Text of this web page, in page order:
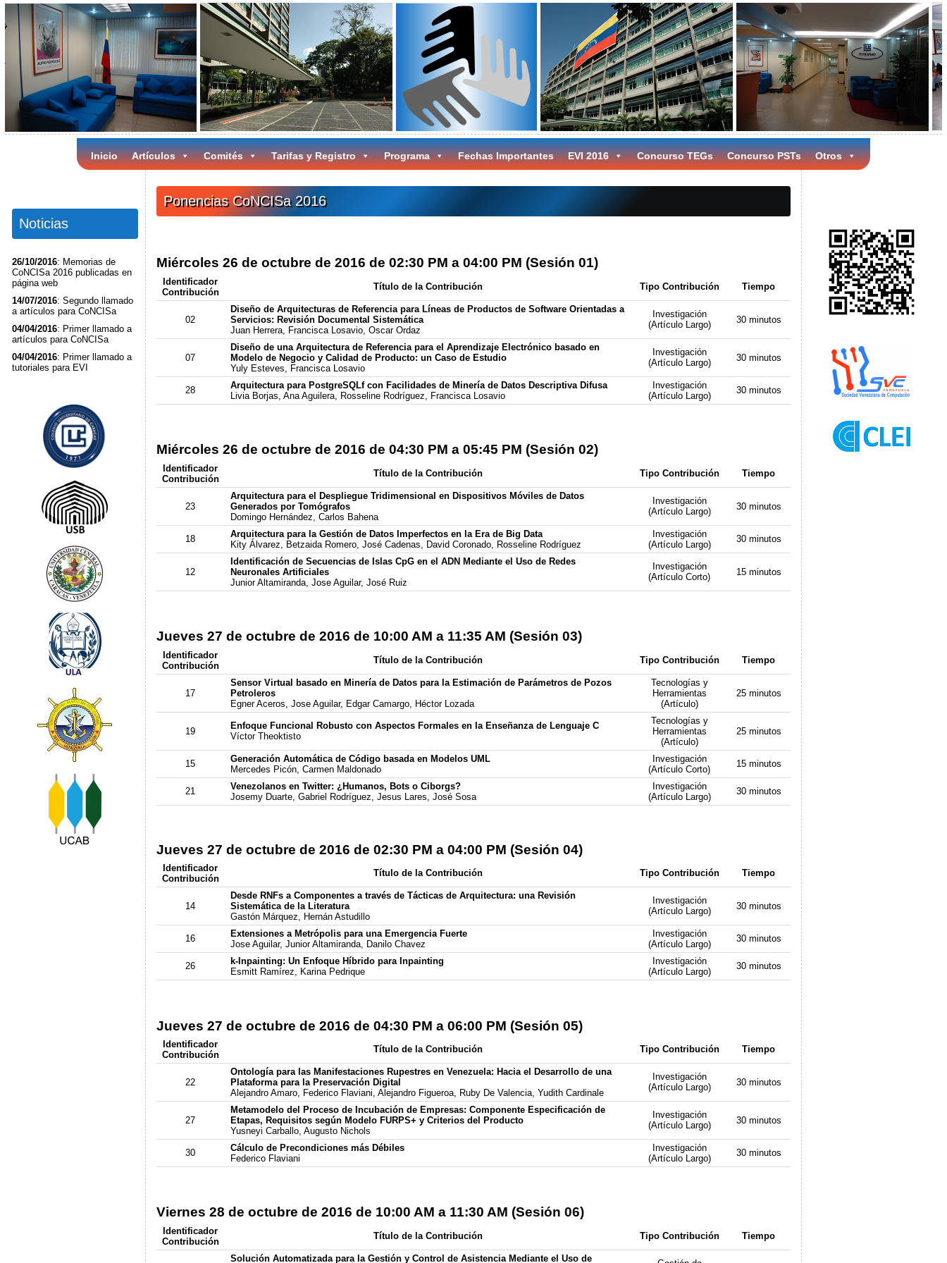
Inicio Artículos Comités Tarifas y Registro Programa Fechas Importantes EVI 2016 Concurso TEGs Concurso PSTs Otros
Noticias
26/10/2016: Memorias de
CoNCISa 2016 publicadas en
página web
14/07/2016: Segundo llamado
a artículos para CoNCISa
04/04/2016: Primer llamado a
artículos para CoNCISa
04/04/2016: Primer llamado a
tutoriales para EVI
Ponencias CoNCISa 2016
Miércoles 26 de octubre de 2016 de 02:30 PM a 04:00 PM (Sesión 01)
Identificador
Contribución
Título de la Contribución Tipo Contribución Tiempo
02
Diseño de Arquitecturas de Referencia para Líneas de Productos de Software Orientadas a
Servicios: Revisión Documental Sistemática
Juan Herrera, Francisca Losavio, Oscar Ordaz
Investigación
(Artículo Largo)
30 minutos
07
Diseño de una Arquitectura de Referencia para el Aprendizaje Electrónico basado en
Modelo de Negocio y Calidad de Producto: un Caso de Estudio
Yuly Esteves, Francisca Losavio
Investigación
(Artículo Largo)
30 minutos
28
Arquitectura para PostgreSQLf con Facilidades de Minería de Datos Descriptiva Difusa
Livia Borjas, Ana Aguilera, Rosseline Rodríguez, Francisca Losavio
Investigación
(Artículo Largo)
30 minutos
Miércoles 26 de octubre de 2016 de 04:30 PM a 05:45 PM (Sesión 02)
Identificador
Contribución
Título de la Contribución Tipo Contribución Tiempo
23
Arquitectura para el Despliegue Tridimensional en Dispositivos Móviles de Datos
Generados por Tomógrafos
Domingo Hernández, Carlos Bahena
Investigación
(Artículo Largo)
30 minutos
18
Arquitectura para la Gestión de Datos Imperfectos en la Era de Big Data
Kity Álvarez, Betzaida Romero, José Cadenas, David Coronado, Rosseline Rodríguez
Investigación
(Artículo Largo)
30 minutos
12
Identificación de Secuencias de Islas CpG en el ADN Mediante el Uso de Redes
Neuronales Artificiales
Junior Altamiranda, Jose Aguilar, José Ruiz
Investigación
(Artículo Corto)
15 minutos
Jueves 27 de octubre de 2016 de 10:00 AM a 11:35 AM (Sesión 03)
Identificador
Contribución
Título de la Contribución Tipo Contribución Tiempo
17
Sensor Virtual basado en Minería de Datos para la Estimación de Parámetros de Pozos
Petroleros
Egner Aceros, Jose Aguilar, Edgar Camargo, Héctor Lozada
Tecnologías y
Herramientas
(Artículo)
25 minutos
19
Enfoque Funcional Robusto con Aspectos Formales en la Enseñanza de Lenguaje C
Víctor Theoktisto
Tecnologías y
Herramientas
(Artículo)
25 minutos
15
Generación Automática de Código basada en Modelos UML
Mercedes Picón, Carmen Maldonado
Investigación
(Artículo Corto)
15 minutos
21
Venezolanos en Twitter: ¿Humanos, Bots o Ciborgs?
Josemy Duarte, Gabriel Rodríguez, Jesus Lares, José Sosa
Investigación
(Artículo Largo)
30 minutos
Jueves 27 de octubre de 2016 de 02:30 PM a 04:00 PM (Sesión 04)
Identificador
Contribución
Título de la Contribución Tipo Contribución Tiempo
14
Desde RNFs a Componentes a través de Tácticas de Arquitectura: una Revisión
Sistemática de la Literatura
Gastón Márquez, Hernán Astudillo
Investigación
(Artículo Largo)
30 minutos
16
Extensiones a Metrópolis para una Emergencia Fuerte
Jose Aguilar, Junior Altamiranda, Danilo Chavez
Investigación
(Artículo Largo)
30 minutos
26
k-Inpainting: Un Enfoque Híbrido para Inpainting
Esmitt Ramírez, Karina Pedrique
Investigación
(Artículo Largo)
30 minutos
Jueves 27 de octubre de 2016 de 04:30 PM a 06:00 PM (Sesión 05)
Identificador
Contribución
Título de la Contribución Tipo Contribución Tiempo
22
Ontología para las Manifestaciones Rupestres en Venezuela: Hacia el Desarrollo de una
Plataforma para la Preservación Digital
Alejandro Amaro, Federico Flaviani, Alejandro Figueroa, Ruby De Valencia, Yudith Cardinale
Investigación
(Artículo Largo)
30 minutos
27
Metamodelo del Proceso de Incubación de Empresas: Componente Especificación de
Etapas, Requisitos según Modelo FURPS+ y Criterios del Producto
Yusneyi Carballo, Augusto Nichols
Investigación
(Artículo Largo)
30 minutos
30
Cálculo de Precondiciones más Débiles
Federico Flaviani
Investigación
(Artículo Largo)
30 minutos
Viernes 28 de octubre de 2016 de 10:00 AM a 11:30 AM (Sesión 06)
Identificador
Contribución
Título de la Contribución Tipo Contribución Tiempo
Solución Automatizada para la Gestión y Control de Asistencia Mediante el Uso de